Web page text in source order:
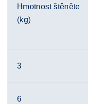
Hmotnost štěněte
(kg)
3
6